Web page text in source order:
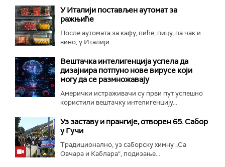
У Италији постављен аутомат за
ражњиће
После аутомата за кафу, пиће, пицу, па чак и
вино, у Италији...
Вештачка интелигенција успела да
дизајнира потпуно нове вирусе који
могу да се размножавају
Амерички истраживачи су први пут успешно
користили вештачку интелигенцију...
Уз заставу и прангије, отворен 65. Сабор
у Гучи
Традиционално, уз саборску химну „Са
Овчара и Каблара“, подизање...